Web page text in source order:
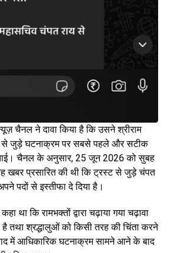
चैनल ने दावा किया है कि उसने श्रीराम
से जुड़े घटनाक्रम पर सबसे पहले और सटीक
चैनल के अनुसार, 25 जून 2026 को सुबह
प्रसारित की थी कि ट्रस्ट से जुड़े चंपत
पदों से इस्तीफा दे दिया है।
था कि रामभक्तों द्वारा चढ़ाया गया चढ़ावा
है तथा श्रद्धालुओं को किसी तरह की चिंता करने
में आधिकारिक घटनाक्रम सामने आने के बाद